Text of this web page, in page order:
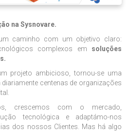
na Sysnovare.
caminho com um objetivo claro:
complexos em soluções
projeto ambicioso, tornou-se uma
centenas de organizações
crescemos com o mercado,
tecnológica e adaptámo-nos
dos nossos Clientes. Mas há algo